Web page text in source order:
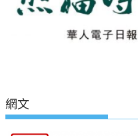
網文